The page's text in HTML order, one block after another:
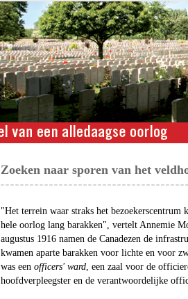
Zoeken naar sporen van het
"Het terrein waar straks het bezoekerscentrum
hele oorlog lang barakken", vertelt Annemie
augustus 1916 namen de Canadezen de
kwamen aparte barakken voor lichte en voor
was een officers' ward, een zaal voor de
hoofdverpleegster en de verantwoordelijke